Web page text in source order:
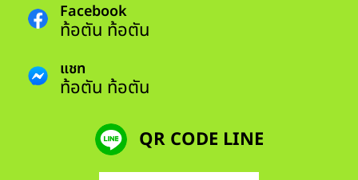
Facebook
ท้อตัน ท้อตัน
แชท
ท้อตัน ท้อตัน
QR CODE LINE